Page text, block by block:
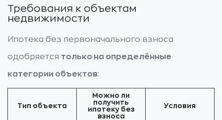
Требования к объектам
недвижимости
Ипотека без первоначального взноса
одобряется только на определённые
категории объектов:
Тип объекта
Можно ли
получить
ипотеку без
взноса
Условия